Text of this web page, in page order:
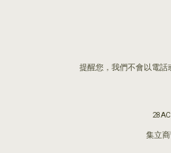
提醒您，我們不會以電話
集立商